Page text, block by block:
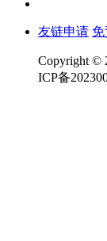
友链申请
Copyright ©
ICP备